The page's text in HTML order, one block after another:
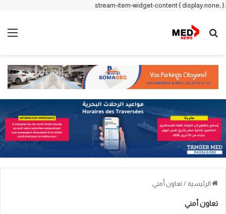
.stream-item-widget-content { display:none; }
بحث عن
الرئيسية / تعاون أمني
تعاون أمني